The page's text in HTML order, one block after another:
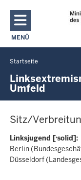
MENÜ
NAVIGATION
Sie
befinden
sich
hier
Startseite
Umfeld
Sitz/
Linksjugend [‚solid]:
Berlin
Düsseldorf